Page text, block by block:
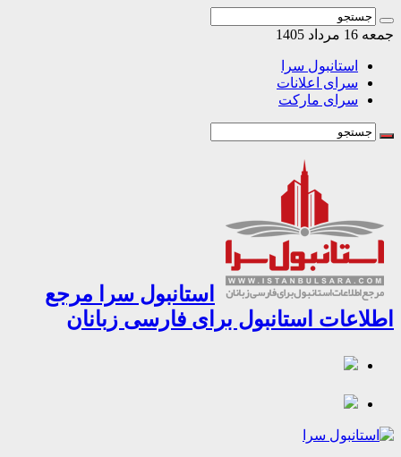
1405
استانبول سرا
سرای اعلانات
سرای مارکت
استانبول سرا مرجع
استانبول برای فارسی زبانان